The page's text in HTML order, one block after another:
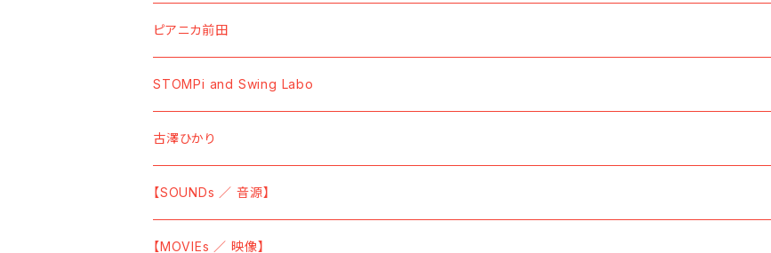
【Blu-ray】
【TーShirt ／ Tシャツ】
【SWEAT ／ トレーナー】
【7" Vinyl】
【TーShirt ／ Tシャツ】
【BAG／バッグ】
【Cassette Tape】
【GOODs ／ グッズ】
【SOUNDs ／ 音源】
【Vinyl】
【CD】
【MOVIEs ／ 映像】
【DVD】
【GOODs ／ グッズ】
【TーShirt ／ Tシャツ】
【Sticky ／ 付箋】
ピアニカ前田
【SOUNDs ／ 音源】
【CD】
【Vinyl】
STOMPi and Swing Labo
【SOUNDs ／ 音源】
古澤ひかり
【SOUNDs ／ 音源】
【CD】
【SOUNDs ／ 音源】
【Vinyl】
【MOVIEs ／ 映像】